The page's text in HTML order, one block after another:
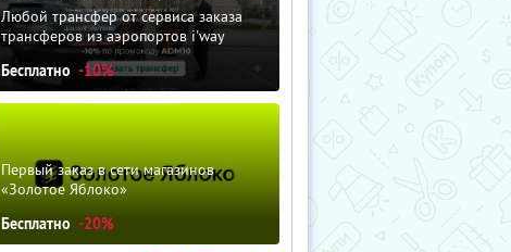
Любой трансфер от сервиса заказа
трансферов из аэропортов i'way
Бесплатно -10%
Первый заказ в сети магазинов
«Золотое Яблоко»
Бесплатно -20%